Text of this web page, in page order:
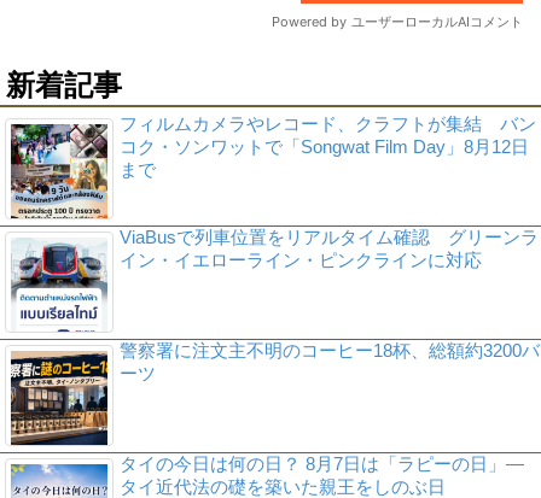
新着記事
フィルムカメラやレコード、クラフトが集結 バン
コク・ソンワットで「Songwat Film Day」8月12日
まで
ViaBusで列車位置をリアルタイム確認 グリーンラ
イン・イエローライン・ピンクラインに対応
警察署に注文主不明のコーヒー18杯、総額約3200バ
ーツ
タイの今日は何の日？ 8月7日は「ラピーの日」―
タイ近代法の礎を築いた親王をしのぶ日